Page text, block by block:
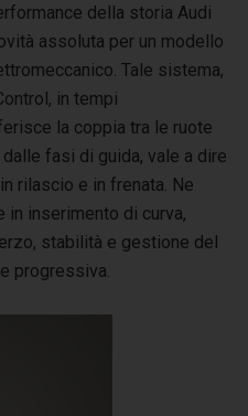
della storia Audi
assoluta per un modello
Tale sistema,
in tempi
la coppia tra le ruote
fasi di guida, vale a dire
rilascio e in frenata. Ne
in inserimento di curva,
stabilità e gestione del
progressiva.